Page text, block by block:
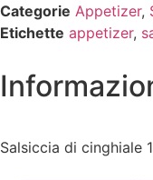
Categorie Appetizer,
Etichette appetizer,
Salsiccia di cinghiale